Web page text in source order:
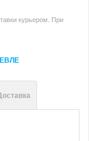
курьером. При